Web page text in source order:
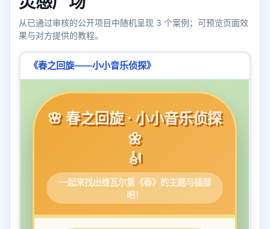
从已通过审核的公开项目中随机呈现 3 个案例；可预览页面效
果与对方提供的教程。
《春之回旋——小小音乐侦探》